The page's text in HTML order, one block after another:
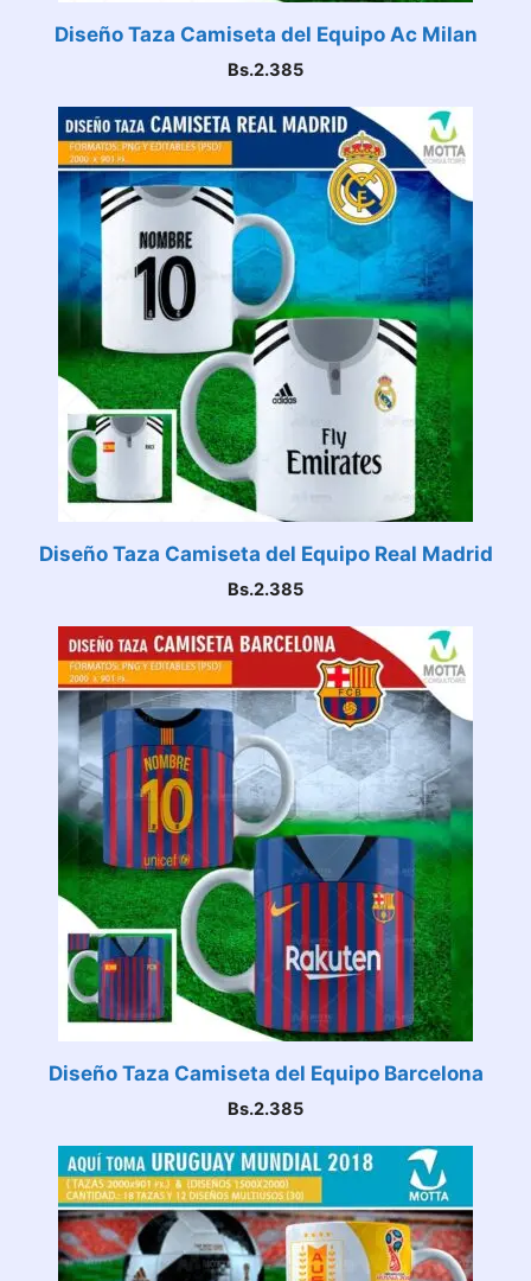
Diseño Taza Camiseta del Equipo Ac Milan
Bs.2.385
Diseño Taza Camiseta del Equipo Real Madrid
Bs.2.385
Diseño Taza Camiseta del Equipo Barcelona
Bs.2.385